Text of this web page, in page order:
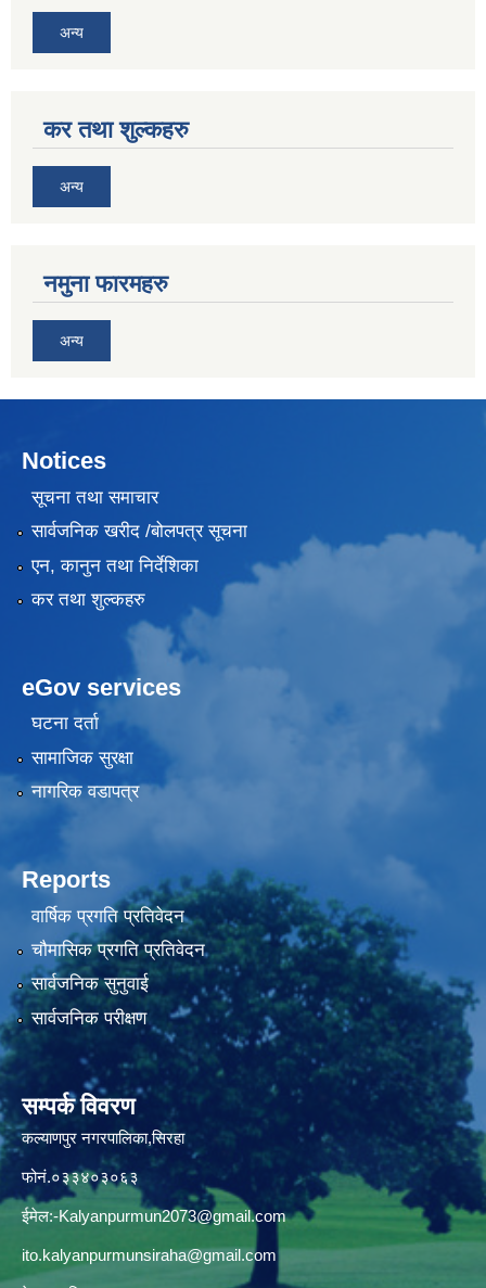
अन्य
कर तथा शुल्कहरु
अन्य
नमुना फारमहरु
अन्य
Notices
सूचना तथा समाचार
सार्वजनिक खरीद /बोलपत्र सूचना
एन, कानुन तथा निर्देशिका
कर तथा शुल्कहरु
eGov services
घटना दर्ता
सामाजिक सुरक्षा
नागरिक वडापत्र
Reports
वार्षिक प्रगति प्रतिवेदन
चौमासिक प्रगति प्रतिवेदन
सार्वजनिक सुनुवाई
सार्वजनिक परीक्षण
सम्पर्क विवरण
कल्याणपुर नगरपालिका,सिरहा
फोनं.०३३४०३०६३
ईमेल:-Kalyanpurmun2073@gmail.com
ito.kalyanpurmunsiraha@gmail.com